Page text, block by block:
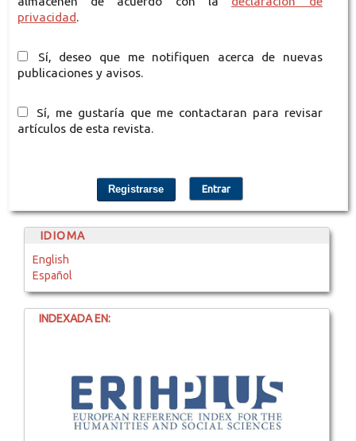
privacidad.
publicaciones y avisos.
artículos de esta revista.
Registrarse Entrar
IDIOMA
English
Español
INDEXADA EN: